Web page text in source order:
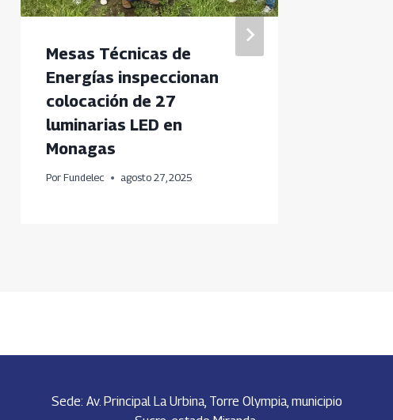
Mesas Técnicas de
Energías inspeccionan
colocación de 27
luminarias LED en
Monagas
Por Fundelec agosto 27, 2025
Sede: Av. Principal La Urbina, Torre Olympia, municipio